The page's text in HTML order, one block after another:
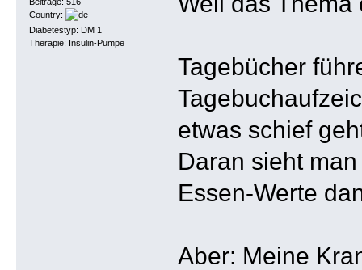
Country:
Diabetestyp: DM 1
Therapie: Insulin-Pumpe
Tagebücher
etwas schief
Daran sieht
Essen-Werte
Aber: Meine